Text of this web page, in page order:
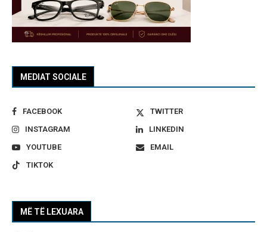
MEDIAT SOCIALE
FACEBOOK
TWITTER
INSTAGRAM
LINKEDIN
YOUTUBE
EMAIL
TIKTOK
MË TË LEXUARA